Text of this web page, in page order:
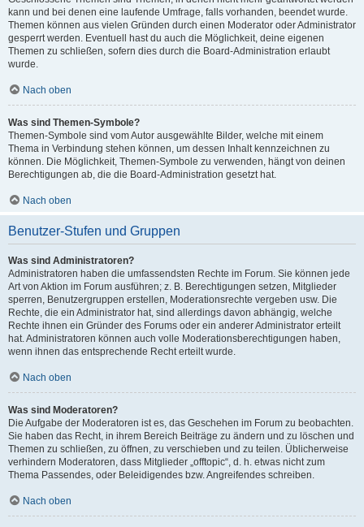
kann und bei denen eine laufende Umfrage, falls vorhanden, beendet wurde.
Themen können aus vielen Gründen durch einen Moderator oder Administrator
gesperrt werden. Eventuell hast du auch die Möglichkeit, deine eigenen
Themen zu schließen, sofern dies durch die Board-Administration erlaubt
wurde.
Nach oben
Was sind Themen-Symbole?
Themen-Symbole sind vom Autor ausgewählte Bilder, welche mit einem
Thema in Verbindung stehen können, um dessen Inhalt kennzeichnen zu
können. Die Möglichkeit, Themen-Symbole zu verwenden, hängt von deinen
Berechtigungen ab, die die Board-Administration gesetzt hat.
Nach oben
Benutzer-Stufen und Gruppen
Was sind Administratoren?
Administratoren haben die umfassendsten Rechte im Forum. Sie können jede
Art von Aktion im Forum ausführen; z. B. Berechtigungen setzen, Mitglieder
sperren, Benutzergruppen erstellen, Moderationsrechte vergeben usw. Die
Rechte, die ein Administrator hat, sind allerdings davon abhängig, welche
Rechte ihnen ein Gründer des Forums oder ein anderer Administrator erteilt
hat. Administratoren können auch volle Moderationsberechtigungen haben,
wenn ihnen das entsprechende Recht erteilt wurde.
Nach oben
Was sind Moderatoren?
Die Aufgabe der Moderatoren ist es, das Geschehen im Forum zu beobachten.
Sie haben das Recht, in ihrem Bereich Beiträge zu ändern und zu löschen und
Themen zu schließen, zu öffnen, zu verschieben und zu teilen. Üblicherweise
verhindern Moderatoren, dass Mitglieder „offtopic“, d. h. etwas nicht zum
Thema Passendes, oder Beleidigendes bzw. Angreifendes schreiben.
Nach oben